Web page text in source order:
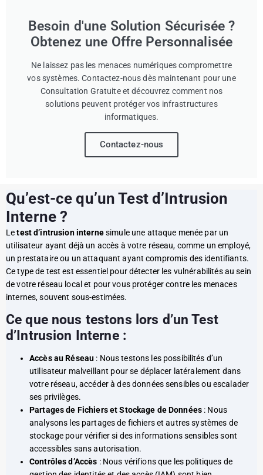
Besoin d'une Solution Sécurisée ?
Obtenez une Offre Personnalisée
Ne laissez pas les menaces numériques compromettre
vos systèmes. Contactez-nous dès maintenant pour une
Consultation Gratuite et découvrez comment nos
solutions peuvent protéger vos infrastructures
informatiques.
Contactez-nous
Qu’est-ce qu’un Test d’Intrusion
Interne ?
Letest d’intrusion internesimule une attaque menée par un
utilisateur ayant déjà un accès à votre réseau, comme un employé,
un prestataire ou un attaquant ayant compromis des identifiants.
Ce type de test est essentiel pour détecter les vulnérabilités au sein
de votre réseau local et pour vous protéger contre les menaces
internes, souvent sous-estimées.
Ce que nous testons lors d’un Test
d’Intrusion Interne :
Accès au Réseau : Nous testons les possibilités d’un
utilisateur malveillant pour se déplacer latéralement dans
votre réseau, accéder à des données sensibles ou escalader
ses privilèges.
Partages de Fichiers et Stockage de Données : Nous
analysons les partages de fichiers et autres systèmes de
stockage pour vérifier si des informations sensibles sont
accessibles sans autorisation.
Contrôles d’Accès : Nous vérifions que les politiques de